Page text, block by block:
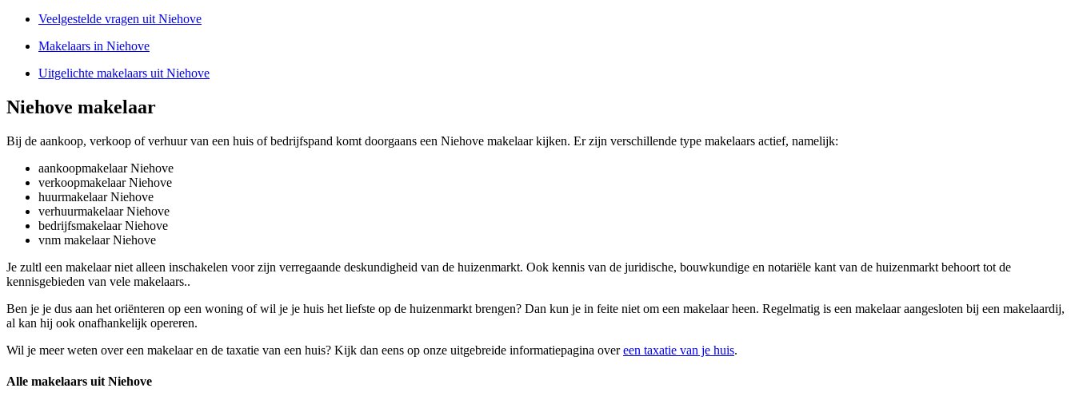
Veelgestelde vragen uit Niehove
Makelaars in Niehove
Uitgelichte makelaars uit Niehove
Niehove makelaar
Bij de aankoop, verkoop of verhuur van een huis of bedrijfspand komt doorgaans een Niehove makelaar kijken. Er zijn verschillende type makelaars actief, namelijk:
aankoopmakelaar Niehove
verkoopmakelaar Niehove
huurmakelaar Niehove
verhuurmakelaar Niehove
bedrijfsmakelaar Niehove
vnm makelaar Niehove
Je zultl een makelaar niet alleen inschakelen voor zijn verregaande deskundigheid van de huizenmarkt. Ook kennis van de juridische, bouwkundige en notariële kant van de huizenmarkt behoort tot de
kennisgebieden van vele makelaars..
Ben je je dus aan het oriënteren op een woning of wil je je huis het liefste op de huizenmarkt brengen? Dan kun je in feite niet om een makelaar heen. Regelmatig is een makelaar aangesloten bij een makelaardij,
al kan hij ook onafhankelijk opereren.
Wil je meer weten over een makelaar en de taxatie van een huis? Kijk dan eens op onze uitgebreide informatiepagina overeen taxatie van je huis.
Alle makelaars uit Niehove